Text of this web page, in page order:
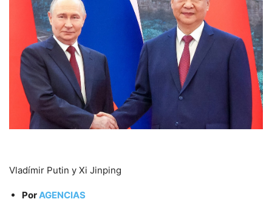
Vladímir Putin y Xi Jinping
PorAGENCIAS